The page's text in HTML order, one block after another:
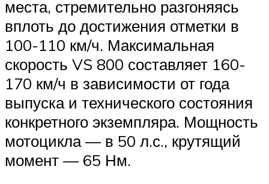
места, стремительно разгоняясь
вплоть до достижения отметки в
100-110 км/ч. Максимальная
скорость VS 800 составляет 160-
170 км/ч в зависимости от года
выпуска и технического состояния
конкретного экземпляра. Мощность
мотоцикла — в 50 л.с., крутящий
момент — 65 Нм.